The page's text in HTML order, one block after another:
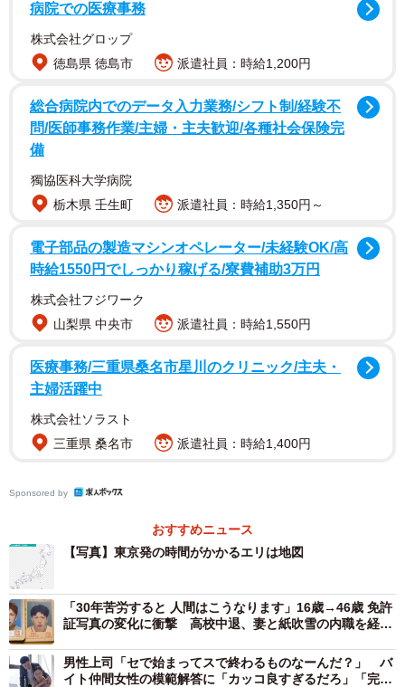
1/2
こちらが話題のマップ（いつかいちくんさん提供）
道北の東岸、三陸、小笠原諸島、紀伊半島南部、大隅半島
などなど、マップが示すのはいずれも都市圏から遠く離れ
た場所。マップを作成したジオグラフィック航空アナリス
いた。
病院での医療事務
株式会社グロップ
徳島県 徳島市
派遣社員：時給1,200円
総合病院内でのデータ入力業務/シフト制/経験不
問/医師事務作業/主婦・主夫歓迎/各種社会保険完
備
獨協医科大学病院
栃木県 壬生町
派遣社員：時給1,350円～
電子部品の製造マシンオペレーター/未経験OK/高
時給1550円でしっかり稼げる/寮費補助3万円
株式会社フジワーク
山梨県 中央市
派遣社員：時給1,550円
医療事務/三重県桑名市星川のクリニック/主夫・
主婦活躍中
株式会社ソラスト
三重県 桑名市
派遣社員：時給1,400円
Sponsored by
おすすめニュース
【写真】東京発の時間がかかるエリは地図
「30年苦労すると 人間はこうなります」16歳→46歳 免許
証写真の変化に衝撃 高校中退、妻と紙吹雪の内職を経
男性上司「セで始まってスで終わるものなーんだ？」 バ
イト仲間女性の模範解答に「カッコ良すぎるだろ」「完璧